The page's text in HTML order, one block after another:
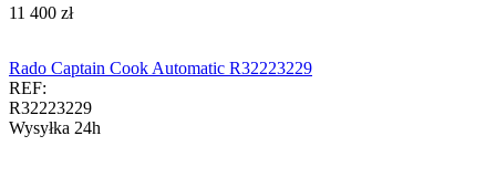
‍11 400‍ zł
Rado Captain Cook Automatic R32223229
REF:
R32223229
Wysyłka 24h